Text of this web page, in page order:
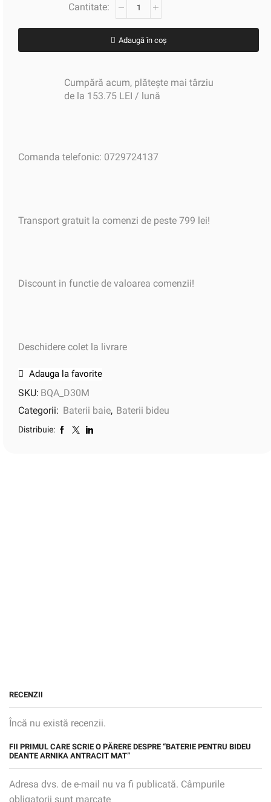
Adaugă în coș
Cumpără acum, plătește mai târziu
de la 153.75 LEI / lună
Comanda telefonic: 0729724137
Transport gratuit la comenzi de peste 799 lei!
Discount in functie de valoarea comenzii!
Deschidere colet la livrare
Adauga la favorite
SKU: BQA_D30M
Categorii: Baterii baie, Baterii bideu
Distribuie:
RECENZII
Încă nu există recenzii.
FII PRIMUL CARE SCRIE O PĂRERE DESPRE “BATERIE PENTRU BIDEU
DEANTE ARNIKA ANTRACIT MAT”
Adresa dvs. de e-mail nu va fi publicată. Câmpurile
obligatorii sunt marcate